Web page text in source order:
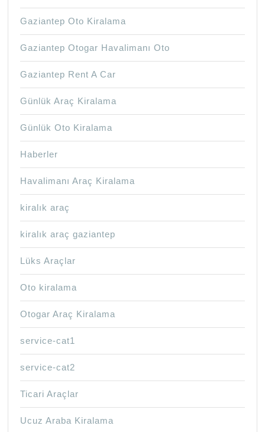
Gaziantep Oto Kiralama
Gaziantep Otogar Havalimanı Oto
Gaziantep Rent A Car
Günlük Araç Kiralama
Günlük Oto Kiralama
Haberler
Havalimanı Araç Kiralama
kiralık araç
kiralık araç gaziantep
Lüks Araçlar
Oto kiralama
Otogar Araç Kiralama
service-cat1
service-cat2
Ticari Araçlar
Ucuz Araba Kiralama